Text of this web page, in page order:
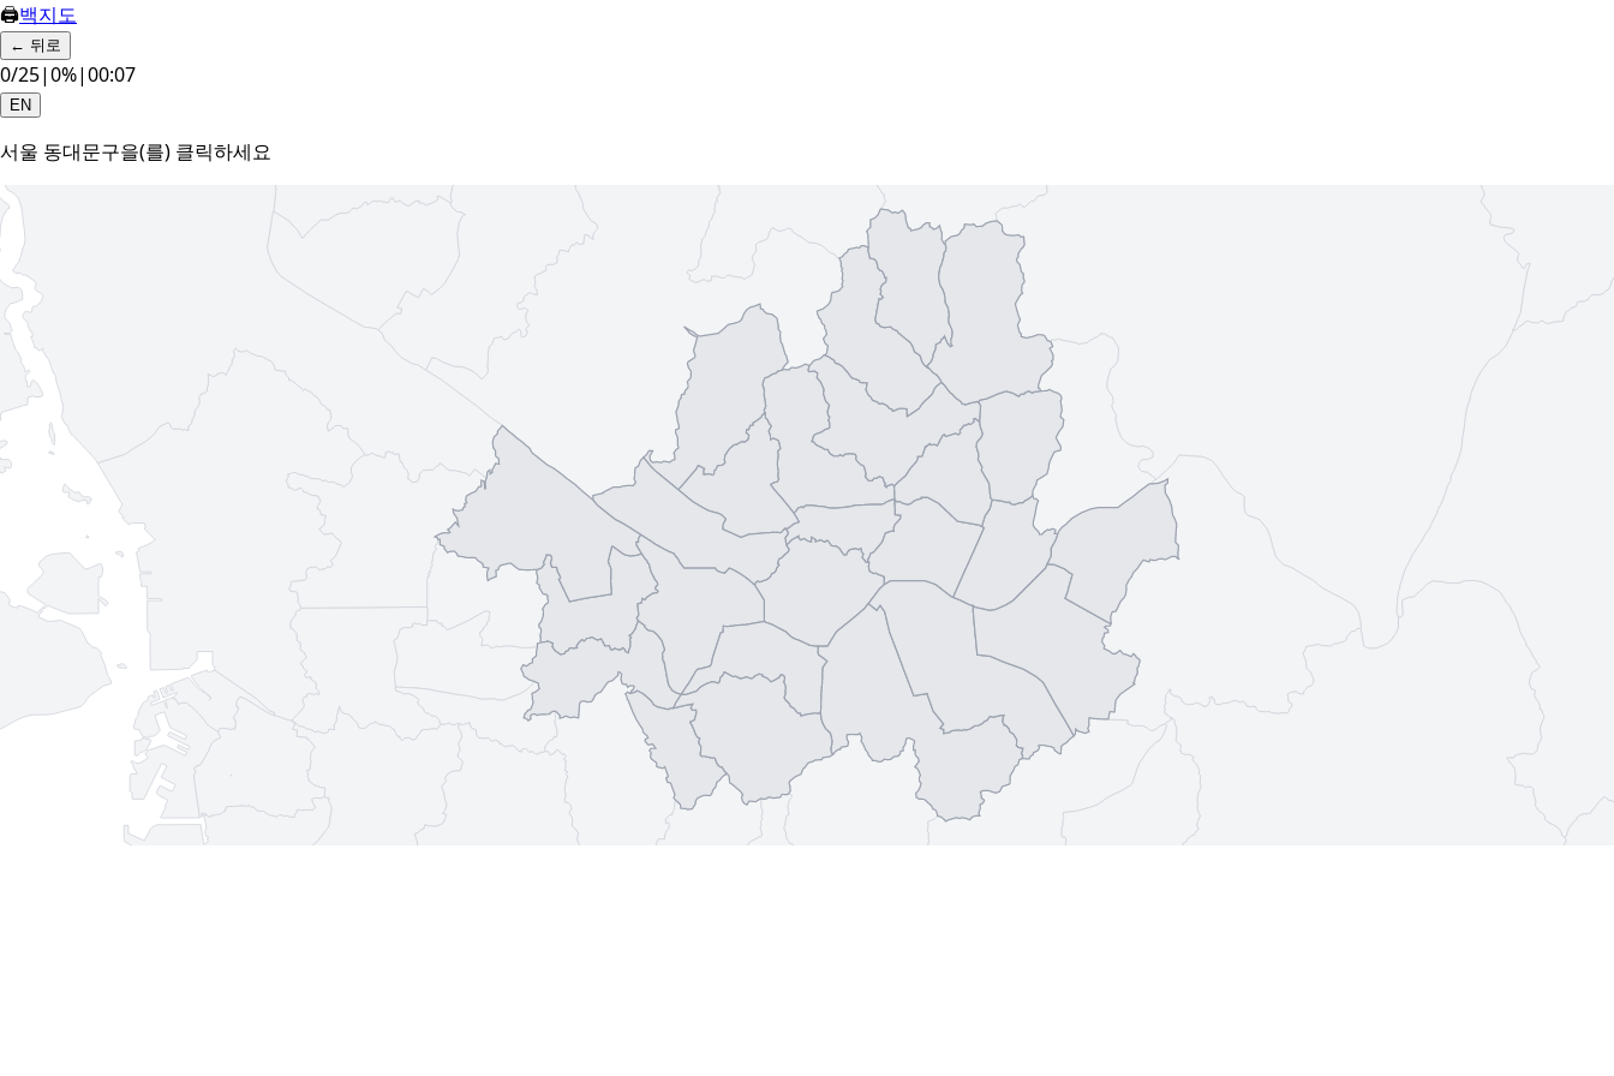
🖨백지도
← 뒤로
0/25|0%|00:08
EN
서울 동대문구을(를) 클릭하세요